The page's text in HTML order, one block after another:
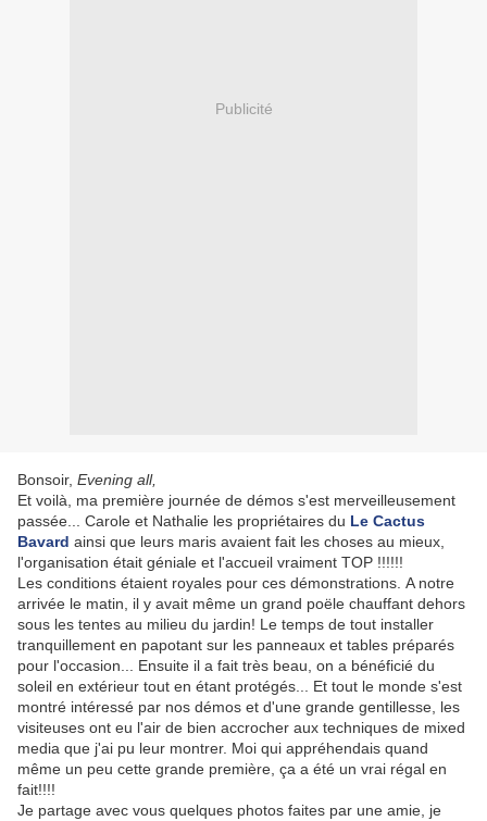
Publicité
Bonsoir, Evening all,
Et voilà, ma première journée de démos s'est merveilleusement
passée... Carole et Nathalie les propriétaires du Le Cactus
Bavard ainsi que leurs maris avaient fait les choses au mieux,
l'organisation était géniale et l'accueil vraiment TOP !!!!!!
Les conditions étaient royales pour ces démonstrations. A notre
arrivée le matin, il y avait même un grand poële chauffant dehors
sous les tentes au milieu du jardin! Le temps de tout installer
tranquillement en papotant sur les panneaux et tables préparés
pour l'occasion... Ensuite il a fait très beau, on a bénéficié du
soleil en extérieur tout en étant protégés... Et tout le monde s'est
montré intéressé par nos démos et d'une grande gentillesse, les
visiteuses ont eu l'air de bien accrocher aux techniques de mixed
media que j'ai pu leur montrer. Moi qui appréhendais quand
même un peu cette grande première, ça a été un vrai régal en
fait!!!!
Je partage avec vous quelques photos faites par une amie, je